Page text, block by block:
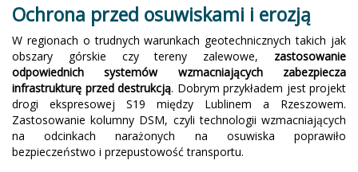
Ochrona przed osuwiskami i erozją
W regionach o trudnych warunkach geotechnicznych takich jak
obszary górskie czy tereny zalewowe, zastosowanie
odpowiednich systemów wzmacniających zabezpiecza
infrastrukturę przed destrukcją. Dobrym przykładem jest projekt
drogi ekspresowej S19 między Lublinem a Rzeszowem.
Zastosowanie kolumny DSM, czyli technologii wzmacniających
na odcinkach narażonych na osuwiska poprawiło
bezpieczeństwo i przepustowość transportu.